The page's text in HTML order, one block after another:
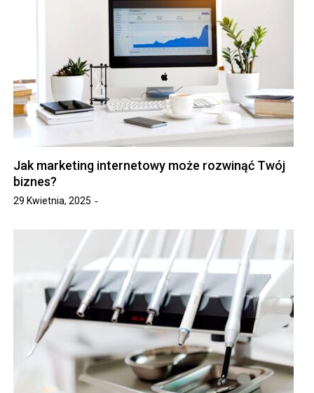
Jak marketing internetowy może rozwinąć Twój
biznes?
29 Kwietnia, 2025